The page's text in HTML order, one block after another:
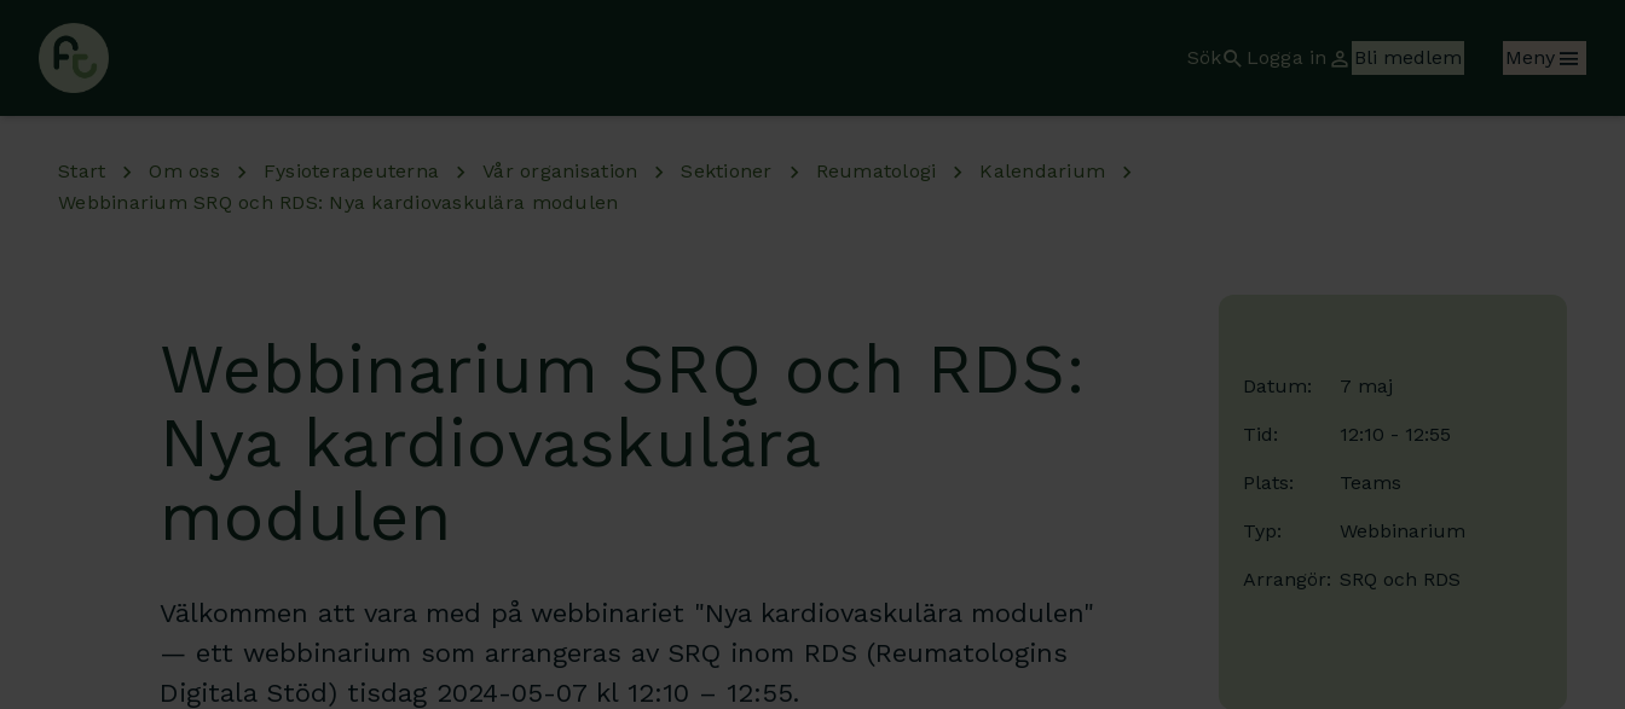
Sök
Logga in Bli medlem Meny
Start Om oss Fysioterapeuterna Vår organisation Sektioner Reumatologi
Kalendarium
Webbinarium SRQ och RDS: Nya kardiovaskulära modulen
Datum: 7 maj
Tid: 12:10 - 12:55
Plats: Teams
Typ: Webbinarium
Arrangör: SRQ och RDS
Webbinarium SRQ och RDS:
Nya kardiovaskulära
modulen
Välkommen att vara med på webbinariet "Nya kardiovaskulära modulen"
— ett webbinarium som arrangeras av SRQ inom RDS (Reumatologins
Digitala Stöd) tisdag 2024-05-07 kl 12:10 – 12:55.